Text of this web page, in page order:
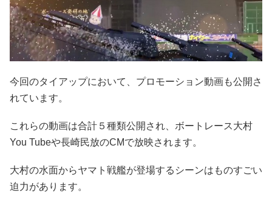
今回のタイアップにおいて、プロモーション動画も公開さ
れています。
これらの動画は合計５種類公開され、ボートレース大村
You Tubeや長崎民放のCMで放映されます。
大村の水面からヤマト戦艦が登場するシーンはものすごい
迫力があります。